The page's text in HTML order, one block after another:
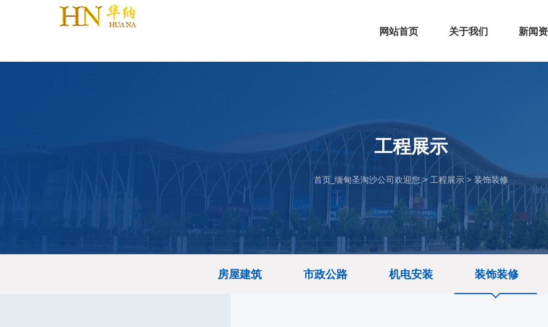
网站首页 关于我们 新闻
工程展示
首页_缅甸圣淘沙公司欢迎您>工程展示>装饰装修
房屋建筑 市政公路 机电安装 装饰装修